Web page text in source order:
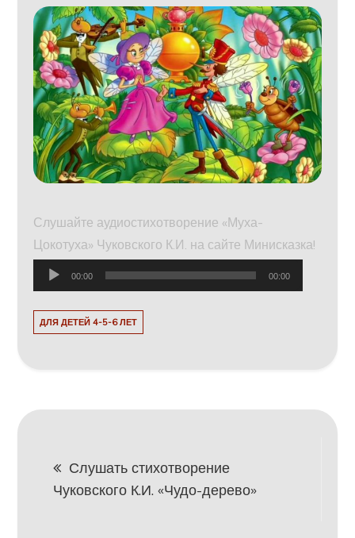
Слушайте аудиостихотворение «Муха-
Цокотуха» Чуковского К.И. на сайте Минисказка!
Аудиоплеер
00:00 00:00
ДЛЯ ДЕТЕЙ 4-5-6 ЛЕТ
Навигация
по
Слушать стихотворение
Чуковского К.И. «Чудо-дерево»